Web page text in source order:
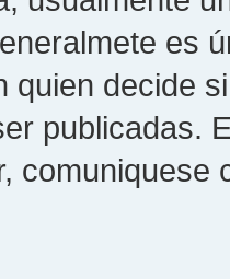
es
quien decide
publicadas.
comuniquese